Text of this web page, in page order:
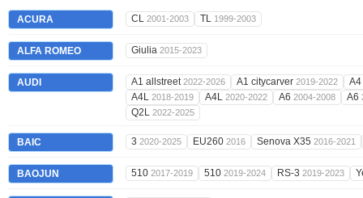
ACURA CL 2001-2003 TL 1999-2003
ALFA ROMEO Giulia 2015-2023
AUDI A1 allstreet2022-2026 A1 citycarver 2019-2022
A4
A4L 2018-2019 A4L 2020-2022 A6 2004-2008 A6
Q2L 2022-2025
BAIC 3 2020-2025 EU260 2016 Senova X35 2016-2021
BAOJUN 510 2017-2019 510 2019-2024 RS-3 2019-2023